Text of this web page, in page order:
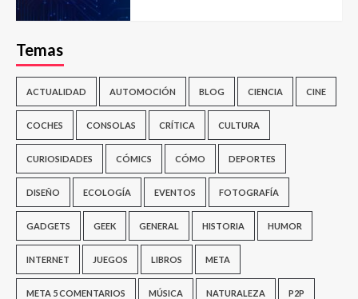
Temas
ACTUALIDAD AUTOMOCIÓN BLOG CIENCIA CINE
COCHES CONSOLAS CRÍTICA CULTURA
CURIOSIDADES CÓMICS CÓMO DEPORTES
DISEÑO ECOLOGÍA EVENTOS FOTOGRAFÍA
GADGETS GEEK GENERAL HISTORIA HUMOR
INTERNET JUEGOS LIBROS META
META 5 COMENTARIOS MÚSICA NATURALEZA P2P